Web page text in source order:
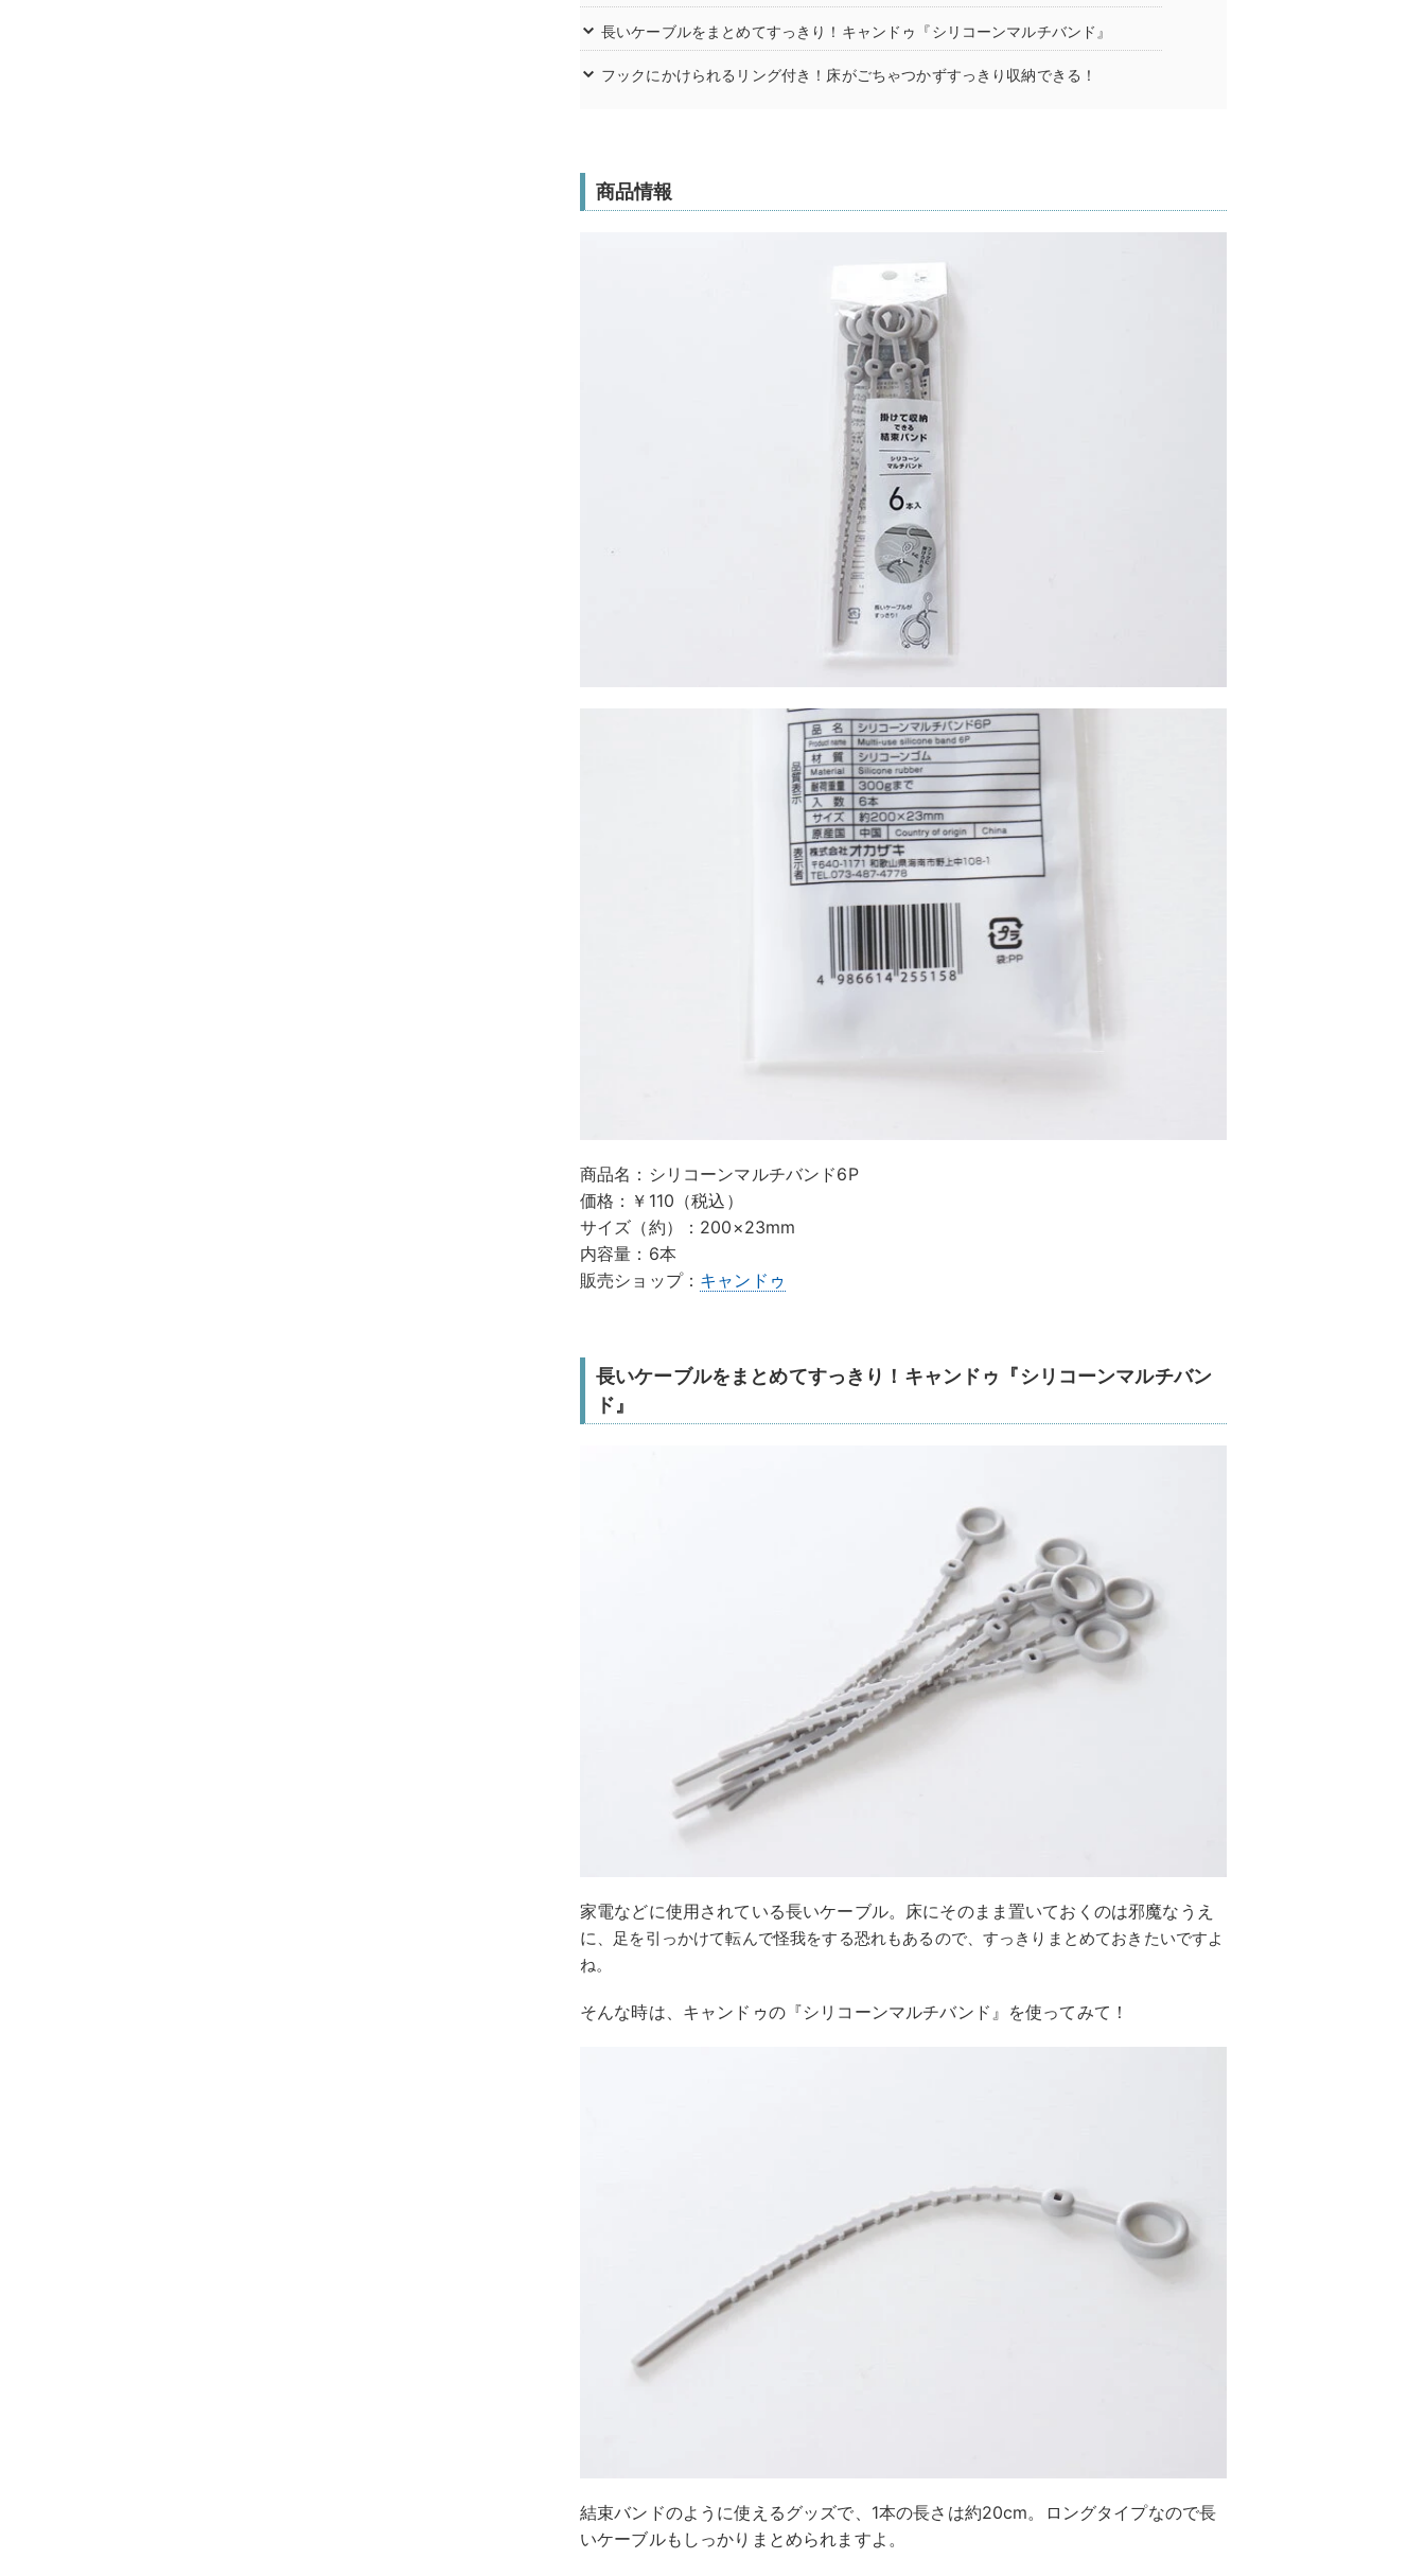
長いケーブルをまとめてすっきり！キャンドゥ『シリコーンマルチバンド』
フックにかけられるリング付き！床がごちゃつかずすっきり収納できる！
商品情報
商品名：シリコーンマルチバンド6P
価格：￥110（税込）
サイズ（約）：200×23mm
内容量：6本
販売ショップ： キャンドゥ
長いケーブルをまとめてすっきり！キャンドゥ『シリコーンマルチバン
ド』
家電などに使用されている長いケーブル。床にそのまま置いておくのは邪魔なうえ
に、足を引っかけて転んで怪我をする恐れもあるので、すっきりまとめておきたいですよ
ね。
そんな時は、キャンドゥの『シリコーンマルチバンド』を使ってみて！
結束バンドのように使えるグッズで、1本の長さは約20cm。ロングタイプなので長
いケーブルもしっかりまとめられますよ。